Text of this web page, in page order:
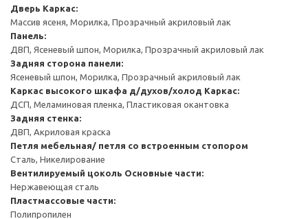
Дверь Каркас:
Массив ясеня, Морилка, Прозрачный акриловый лак
Панель:
ДВП, Ясеневый шпон, Морилка, Прозрачный акриловый лак
Задняя сторона панели:
Ясеневый шпон, Морилка, Прозрачный акриловый лак
Каркас высокого шкафа д/духов/холод Каркас:
ДСП, Меламиновая пленка, Пластиковая окантовка
Задняя стенка:
ДВП, Акриловая краска
Петля мебельная/ петля со встроенным стопором
Сталь, Никелирование
Вентилируемый цоколь Основные части:
Нержавеющая сталь
Пластмассовые части:
Полипропилен